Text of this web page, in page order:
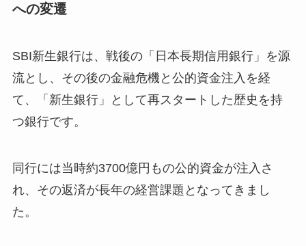
への変遷
SBI新生銀行は、戦後の「日本長期信用銀行」を源
流とし、その後の金融危機と公的資金注入を経
て、「新生銀行」として再スタートした歴史を持
つ銀行です。
同行には当時約3700億円もの公的資金が注入さ
れ、その返済が長年の経営課題となってきまし
た。